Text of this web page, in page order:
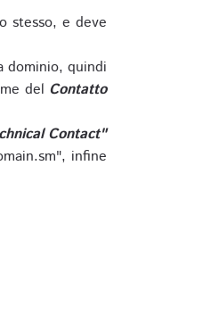
stesso, e deve
dominio, quindi
del Contatto
Contact"
infine